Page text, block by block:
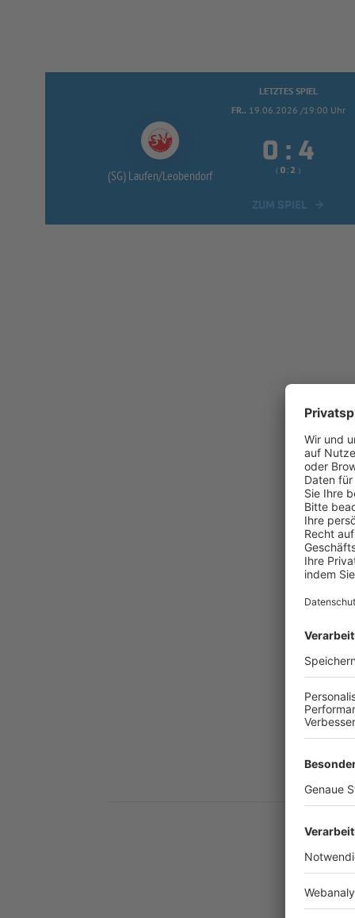
LETZTES SPIEL
FR.. 19.06.2026 /19:00 Uhr
(SG) Laufen/Leobendorf
 : 
( :  )